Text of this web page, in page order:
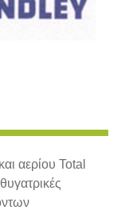
αερίου Total